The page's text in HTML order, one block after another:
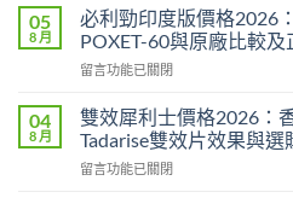
而
鋼
香
港
格
2026
攻
05
8 月
必利勁印度版價格2026
POXET-60與原廠比較
在
利
勁
印
度
留言功能已關閉
04
8 月
雙效犀利士價格2026：
Tadarise雙效片效果與選
在
留言功能已關閉